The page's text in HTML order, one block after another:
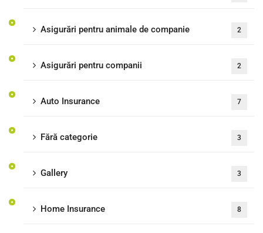
Asigurări pentru animale de companie 2
Asigurări pentru companii 2
Auto Insurance 7
Fără categorie 3
Gallery 3
Home Insurance 8